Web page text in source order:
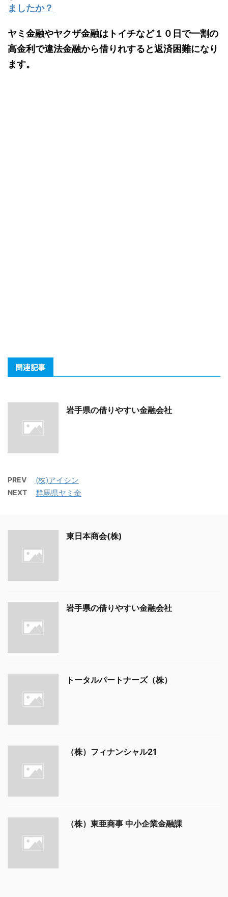
ましたか？
ヤミ金融やヤクザ金融はトイチなど１０日で一割の
高金利で違法金融から借りれすると返済困難になり
ます。
関連記事
岩手県の借りやすい金融会社
PREV (株)アイシン
NEXT 群馬県ヤミ金
東日本商会(株)
岩手県の借りやすい金融会社
トータルパートナーズ（株）
（株）フィナンシャル21
（株）東亜商事 中小企業金融課